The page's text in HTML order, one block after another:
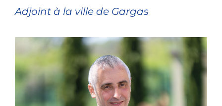
Adjoint à la ville de Gargas